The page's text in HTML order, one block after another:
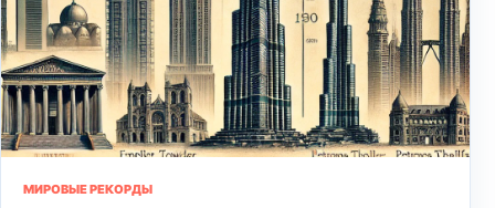
МИРОВЫЕ РЕКОРДЫ